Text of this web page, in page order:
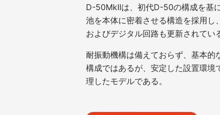
D-50MkIIは、初代D-50の構成を基
池を本体に密着させる構造を採用し
およびデジタル回路も更新されてい
耐振動機構は備えておらず、基本的
構成ではあるが、安定した設置環
理したモデルである。